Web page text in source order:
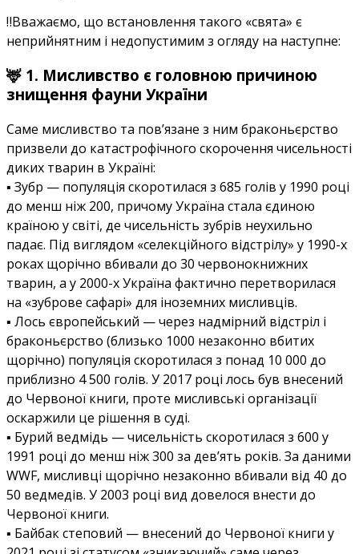
‼️Вважаємо, що встановлення такого «свята» є
неприйнятним і недопустимим з огляду на наступне:
🦌 1. Мисливство є головною причиною
знищення фауни України
Саме мисливство та пов’язане з ним браконьєрство
призвели до катастрофічного скорочення чисельності
диких тварин в Україні:
▪️ Зубр — популяція скоротилася з 685 голів у 1990 році
до менш ніж 200, причому Україна стала єдиною
країною у світі, де чисельність зубрів неухильно
падає. Під виглядом «селекційного відстрілу» у 1990-х
роках щорічно вбивали до 30 червонокнижних
тварин, а у 2000-х Україна фактично перетворилася
на «зуброве сафарі» для іноземних мисливців.
▪️ Лось європейський — через надмірний відстріл і
браконьєрство (близько 1000 незаконно вбитих
щорічно) популяція скоротилася з понад 10 000 до
приблизно 4 500 голів. У 2017 році лось був внесений
до Червоної книги, проте мисливські організації
оскаржили це рішення в суді.
▪️ Бурий ведмідь — чисельність скоротилася з 600 у
1991 році до менш ніж 300 за дев’ять років. За даними
WWF, мисливці щорічно незаконно вбивали від 40 до
50 ведмедів. У 2003 році вид довелося внести до
Червоної книги.
▪️ Байбак степовий — внесений до Червоної книги у